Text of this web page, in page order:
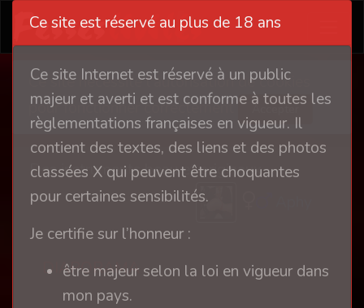
Ce site nécessite l'autorisation de cookies
pour fonctionner correctement
Accepter
Des instruments beau et originaux
DIAPORAMA
Ce site est réservé au plus de 18 ans
Ce site Internet est réservé à un public
majeur et averti et est conforme à toutes les
règlementations françaises en vigueur. Il
contient des textes, des liens et des photos
classées X qui peuvent être choquantes
pour certaines sensibilités.
Je certifie sur l’honneur :
être majeur selon la loi en vigueur dans
mon pays.